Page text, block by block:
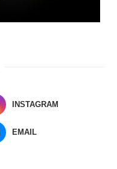
INSTAGRAM
EMAIL